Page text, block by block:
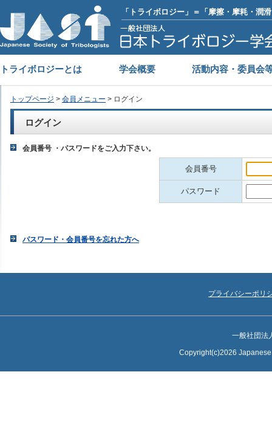
「トライボロジー」＝「摩擦・摩耗・潤
トライボロジーとは 学会概要 活動内容・委員会
トップページ > 会員メニュー > ログイン
ログイン
会員番号 ・パスワードをご入力下さい。
会員番号
パスワード
パスワード・会員番号を忘れた方へ
プライバシーポリ
一般社団法
Copyright(c)2026